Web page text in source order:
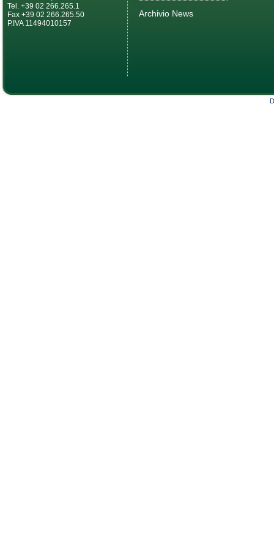
Tel. +39 02 266.265.1
Fax +39 02 266.265.50
P.IVA 11494010157
Archivio News